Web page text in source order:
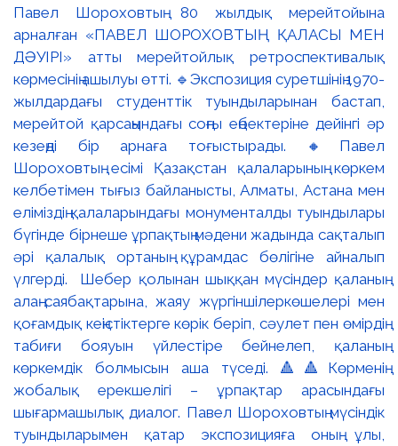
Павел Шороховтың 80 жылдық мерейтойына
арналған «ПАВЕЛ ШОРОХОВТЫҢ ҚАЛАСЫ МЕН
ДӘУІРІ» атты мерейтойлық ретроспективалық
көрмесінің ашылуы өтті. 🔹Экспозиция суретшінің 1970-
жылдардағы студенттік туындыларынан бастап,
мерейтой қарсаңындағы соңғы еңбектеріне дейінгі әр
кезеңді бір арнаға тоғыстырады. 🔸Павел
Шороховтың есімі Қазақстан қалаларының көркем
келбетімен тығыз байланысты, Алматы, Астана мен
еліміздің қалаларындағы монументалды туындылары
бүгінде бірнеше ұрпақтың мәдени жадында сақталып
әрі қалалық ортаның құрамдас бөлігіне айналып
үлгерді. Шебер қолынан шыққан мүсіндер қаланың
алаң-саябақтарына, жаяу жүргіншілеркөшелері мен
қоғамдық кеңістіктерге көрік беріп, сәулет пен өмірдің
табиғи бояуын үйлестіре бейнелеп, қаланың
көркемдік болмысын аша түседі. 🔺🔺Көрменің
жобалық ерекшелігі – ұрпақтар арасындағы
шығармашылық диалог. Павел Шороховтың мүсіндік
туындыларымен қатар экспозицияға оның ұлы,